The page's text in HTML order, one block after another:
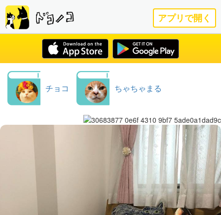
アプリで開く
チョコ ちゃちゃまる